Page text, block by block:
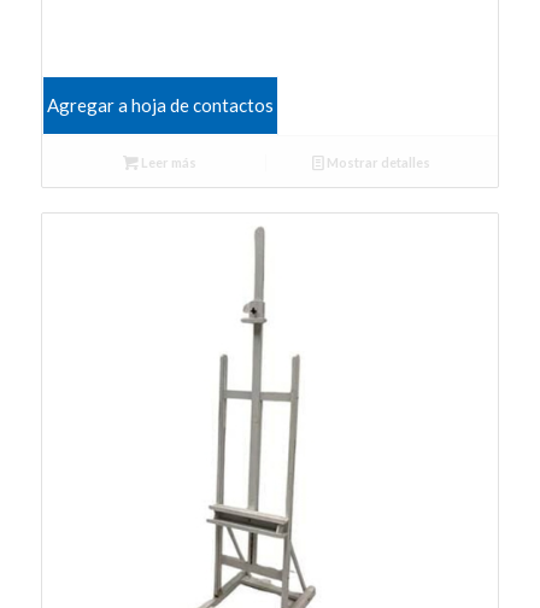
Agregar a hoja de contactos
Leer más Mostrar detalles